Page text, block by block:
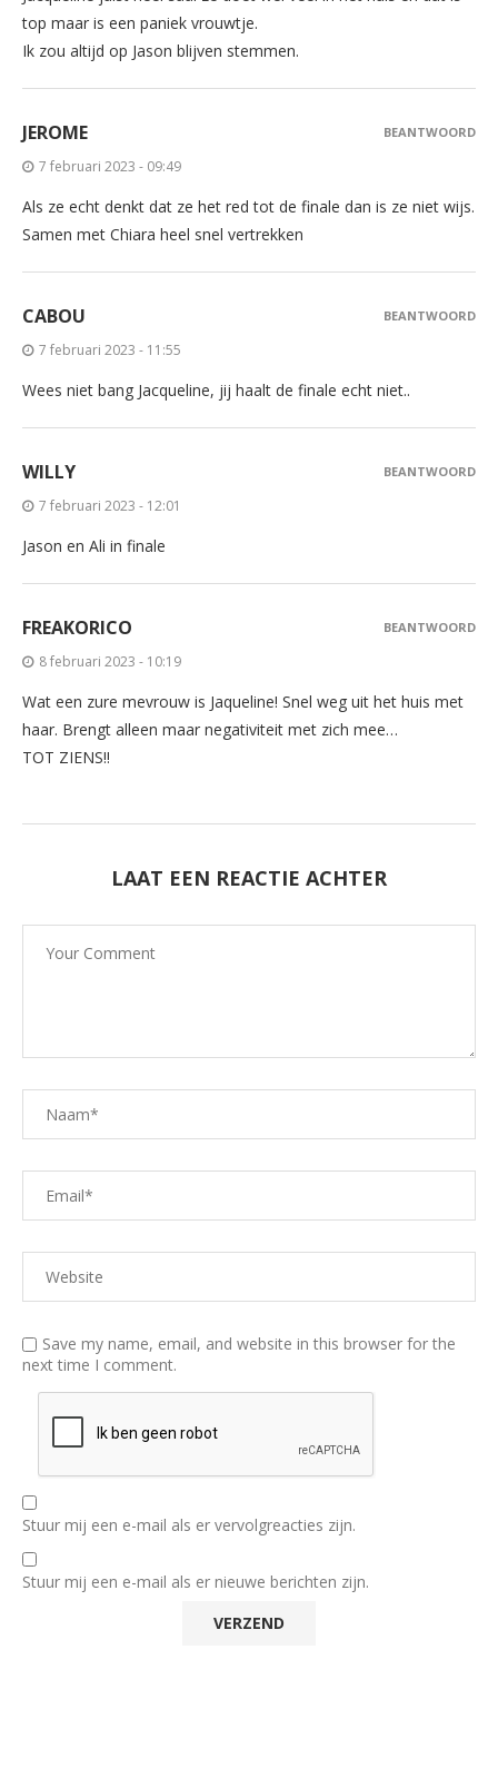
top maar is een paniek vrouwtje.
Ik zou altijd op Jason blijven stemmen.
JEROME
7 februari 2023 - 09:49
Als ze echt denkt dat ze het red tot de finale dan is ze niet wijs.
Samen met Chiara heel snel vertrekken
BEANTWOORD
CABOU
7 februari 2023 - 11:55
Wees niet bang Jacqueline, jij haalt de finale echt niet..
BEANTWOORD
WILLY
7 februari 2023 - 12:01
Jason en Ali in finale
BEANTWOORD
FREAKORICO
8 februari 2023 - 10:19
Wat een zure mevrouw is Jaqueline! Snel weg uit het huis met
haar. Brengt alleen maar negativiteit met zich mee…
TOT ZIENS!!
BEANTWOORD
LAAT EEN REACTIE ACHTER
Save my name, email, and website in this browser for the
next time I comment.
Stuur mij een e-mail als er vervolgreacties zijn.
Stuur mij een e-mail als er nieuwe berichten zijn.